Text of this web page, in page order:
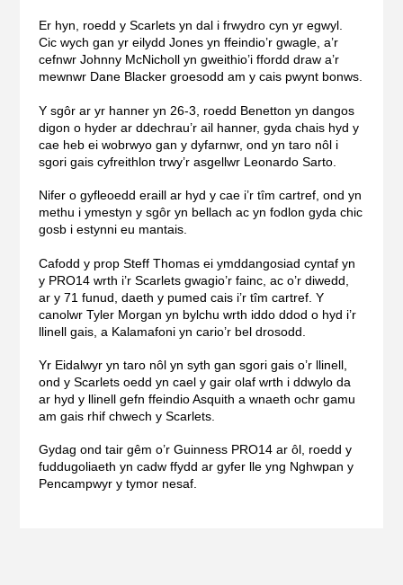
Er hyn, roedd y Scarlets yn dal i frwydro cyn yr egwyl.
Cic wych gan yr eilydd Jones yn ffeindio’r gwagle, a’r
cefnwr Johnny McNicholl yn gweithio’i ffordd draw a’r
mewnwr Dane Blacker groesodd am y cais pwynt bonws.
Y sgôr ar yr hanner yn 26-3, roedd Benetton yn dangos
digon o hyder ar ddechrau’r ail hanner, gyda chais hyd y
cae heb ei wobrwyo gan y dyfarnwr, ond yn taro nôl i
sgori gais cyfreithlon trwy’r asgellwr Leonardo Sarto.
Nifer o gyfleoedd eraill ar hyd y cae i’r tîm cartref, ond yn
methu i ymestyn y sgôr yn bellach ac yn fodlon gyda chic
gosb i estynni eu mantais.
Cafodd y prop Steff Thomas ei ymddangosiad cyntaf yn
y PRO14 wrth i’r Scarlets gwagio’r fainc, ac o’r diwedd,
ar y 71 funud, daeth y pumed cais i’r tîm cartref. Y
canolwr Tyler Morgan yn bylchu wrth iddo ddod o hyd i’r
llinell gais, a Kalamafoni yn cario’r bel drosodd.
Yr Eidalwyr yn taro nôl yn syth gan sgori gais o’r llinell,
ond y Scarlets oedd yn cael y gair olaf wrth i ddwylo da
ar hyd y llinell gefn ffeindio Asquith a wnaeth ochr gamu
am gais rhif chwech y Scarlets.
Gydag ond tair gêm o’r Guinness PRO14 ar ôl, roedd y
fuddugoliaeth yn cadw ffydd ar gyfer lle yng Nghwpan y
Pencampwyr y tymor nesaf.